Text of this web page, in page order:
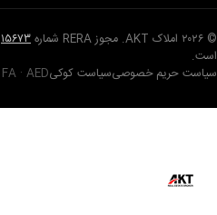
© ۲۰۲۶ املاک AKT. مجوز RERA شماره ۱۵۶۷۳
است.
سیاست حریم خصوصیسیاست کوکیFA · AED